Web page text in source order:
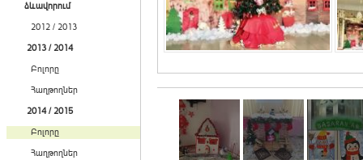
ձևավորում
2012 / 2013
2013 / 2014
Բոլորը
Հաղթողներ
2014 / 2015
Բոլորը
Հաղթողներ